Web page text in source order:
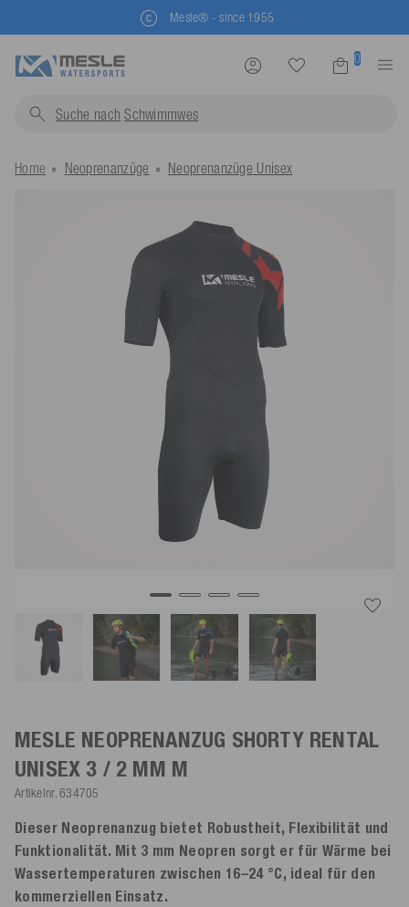
Mesle® - since 1955
0
Suche nach Schwimmwesten...
Home Neoprenanzüge Neoprenanzüge Unisex
MESLE NEOPRENANZUG SHORTY RENTAL
UNISEX 3 / 2 MM M
Artikelnr. 634705
Dieser Neoprenanzug bietet Robustheit, Flexibilität und
Funktionalität. Mit 3 mm Neopren sorgt er für Wärme bei
Wassertemperaturen zwischen 16–24 °C, ideal für den
kommerziellen Einsatz.